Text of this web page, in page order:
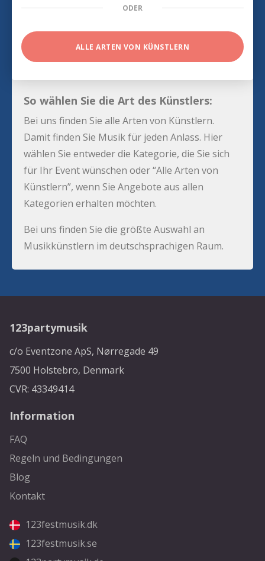
ODER
ALLE ARTEN VON KÜNSTLERN
So wählen Sie die Art des Künstlers:
Bei uns finden Sie alle Arten von Künstlern.
Damit finden Sie Musik für jeden Anlass. Hier
wählen Sie entweder die Kategorie, die Sie sich
für Ihr Event wünschen oder “Alle Arten von
Künstlern”, wenn Sie Angebote aus allen
Kategorien erhalten möchten.
Bei uns finden Sie die größte Auswahl an
Musikkünstlern im deutschsprachigen Raum.
123partymusik
c/o Eventzone ApS, Nørregade 49
7500 Holstebro, Denmark
CVR: 43349414
Information
FAQ
Regeln und Bedingungen
Blog
Kontakt
123festmusik.dk
123festmusik.se